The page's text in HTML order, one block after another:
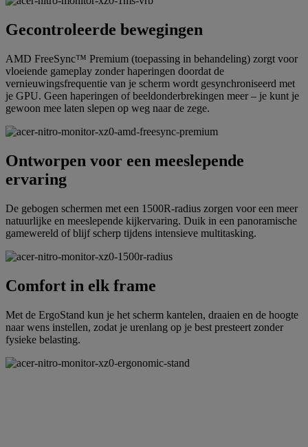
Gecontroleerde bewegingen
AMD FreeSync™ Premium (toepassing in behandeling) zorgt voor
vloeiende gameplay zonder haperingen doordat de
vernieuwingsfrequentie van je scherm wordt gesynchroniseerd met
je GPU. Geen haperingen of beeldonderbrekingen meer – je kunt je
gewoon mee laten slepen op weg naar de zege.
Ontworpen voor een meeslepende
ervaring
De gebogen schermen met een 1500R-radius zorgen voor een meer
natuurlijke en meeslepende kijkervaring. Duik in een panoramische
gamewereld of blijf scherp tijdens intensieve multitasking.
Comfort in elk frame
Met de ErgoStand kun je het scherm kantelen, draaien en de hoogte
naar wens instellen, zodat je urenlang op je best presteert zonder
fysieke belasting.